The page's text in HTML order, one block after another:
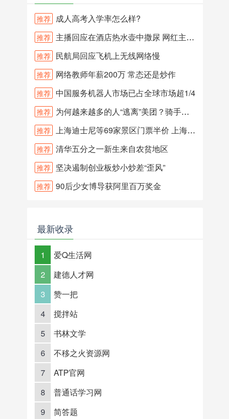
推荐 成人高考入学率怎么样?
推荐 主播回应在酒店热水壶中撒尿 网红主播在酒店水壶和沐浴露内撒尿？
推荐 民航局回应飞机上无线网络慢
推荐 网络教师年薪200万 常态还是炒作
推荐 中国服务机器人市场已占全球市场超1/4
推荐 为何越来越多的人“逃离”美团？骑手三问王兴
推荐 上海迪士尼等69家景区门票半价 上海旅游节期间69家景区门票半价
推荐 清华五分之一新生来自农贫地区
推荐 坚决遏制创业板炒小炒差“歪风”
推荐 90后少女博导获阿里百万奖金
最新收录
1
爱Q生活网
2
建德人才网
3
赞一把
4
搅拌站
5
书林文学
6
不移之火资源网
7
ATP官网
8
普通话学习网
9
简答题